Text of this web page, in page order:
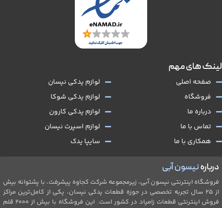
دربارهنیسون آبی
فروشگاه اینترنتی نیسون آبی، زیرمجموعه شرکت کجاوه پیشرفت، با پشتوانه بیش
از ۲۵ سال تجربه تخصصی در حوزه قطعات یدکی نیسان، یکی از کامل‌ترین مراکز
فروش اینترنتی قطعات زامیاد در کشور است. این فروشگاه با بیش از 2۰۰۰ قلم
لینک های مهم
صفحه اصلی
فروشگاه
درباره ما
تماس با ما
همکاری با ما
لوازم یدکی نیسان
لوازم یدکی شوکا
لوازم یدکی کارون
لوازم اسپرت نیسان
سایپا یدک